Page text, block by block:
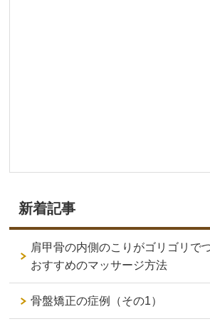
新着記事
肩甲骨の内側のこりがゴリゴリで
おすすめのマッサージ方法
骨盤矯正の症例（その1）